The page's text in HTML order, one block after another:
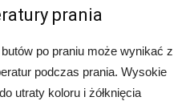
prania
butów po praniu może wynikać z
podczas prania. Wysokie
utraty koloru i żółknięcia